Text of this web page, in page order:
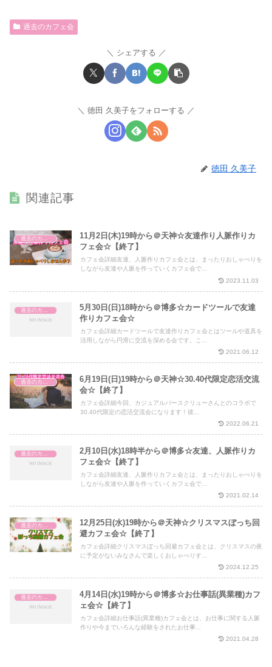
過去のカフェ会
シェアする
徳田 久美子をフォローする
徳田 久美子
関連記事
過去のカフェ会
11月2日(木)19時から＠天神☆友達作り人脈作りカ
フェ会☆【終了】
カフェ会詳細友達、人脈作りカフェ会とは、まったりおしゃべりを
しながら友達や人脈を作っていくカフェ会で...
2023.11.03
過去のカフェ会
5月30日(日)18時から＠博多☆カードツールで友達
作りカフェ会☆
カフェ会詳細カードツールで友達作りカフェ会とはツールや道具を
活用しながら円滑に交流を深める会です。こ...
2021.06.12
過去のカフェ会
6月19日(日)19時から＠天神☆30.40代限定恋活交流
会☆【終了】
カフェ会詳細今回、カジュアルバースクリューさんとのコラボで
30.40代限定の恋活交流会になります！彼...
2022.06.21
過去のカフェ会
2月10日(水)18時半から＠博多☆友達、人脈作りカ
フェ会☆【終了】
カフェ会詳細友達、人脈作りカフェ会とは、まったりおしゃべりを
しながら友達や人脈を作っていくカフェ会で...
2021.02.14
過去のカフェ会
12月25日(水)19時から＠天神☆クリスマスぼっち回
避カフェ会☆【終了】
カフェ会詳細クリスマスぼっち回避カフェ会とは、クリスマスの夜
に予定がないみなさんで楽しくおしゃべりす...
2024.12.25
4月14日(水)19時から＠博多☆お仕事話(異業種)カフ
ェ会☆【終了】
カフェ会詳細お仕事話(異業種)カフェ会とは、お仕事に関する人脈
作りや今までいろんな経験をされたお仕事...
2021.04.28